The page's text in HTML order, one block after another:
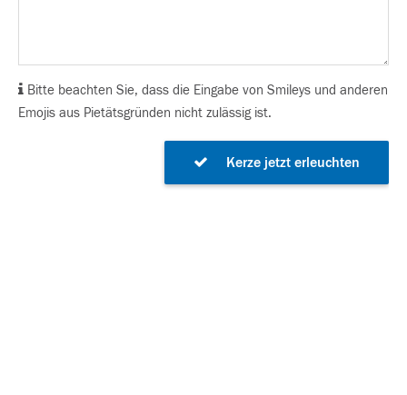
Bitte beachten Sie, dass die Eingabe von Smileys und anderen
Emojis aus Pietätsgründen nicht zulässig ist.
Kerze jetzt erleuchten